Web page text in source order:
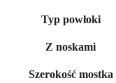
Typ powłoki
Z noskami
Szerokość mostka